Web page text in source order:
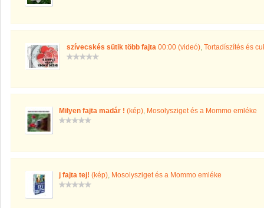
szívecskés sütik több fajta 00:00 (videó), Tortadíszítés és
Milyen fajta madár ! (kép), Mosolysziget és a Mommo emléke
j fajta tej! (kép), Mosolysziget és a Mommo emléke